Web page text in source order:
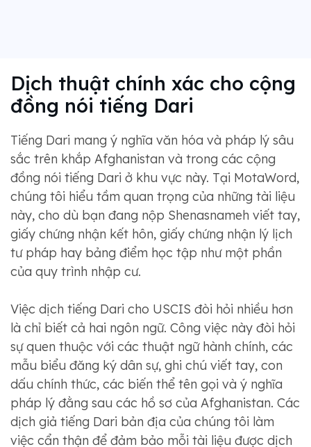
Dịch thuật chính xác cho cộng
đồng nói tiếng Dari
Tiếng Dari mang ý nghĩa văn hóa và pháp lý sâu
sắc trên khắp Afghanistan và trong các cộng
đồng nói tiếng Dari ở khu vực này. Tại MotaWord,
chúng tôi hiểu tầm quan trọng của những tài liệu
này, cho dù bạn đang nộp Shenasnameh viết tay,
giấy chứng nhận kết hôn, giấy chứng nhận lý lịch
tư pháp hay bảng điểm học tập như một phần
của quy trình nhập cư.
Việc dịch tiếng Dari cho USCIS đòi hỏi nhiều hơn
là chỉ biết cả hai ngôn ngữ. Công việc này đòi hỏi
sự quen thuộc với các thuật ngữ hành chính, các
mẫu biểu đăng ký dân sự, ghi chú viết tay, con
dấu chính thức, các biến thể tên gọi và ý nghĩa
pháp lý đằng sau các hồ sơ của Afghanistan. Các
dịch giả tiếng Dari bản địa của chúng tôi làm
việc cẩn thận để đảm bảo mỗi tài liệu được dịch